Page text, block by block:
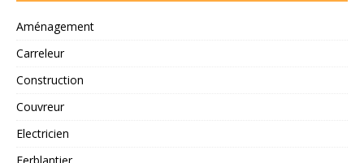
Aménagement
Carreleur
Construction
Couvreur
Electricien
Ferblantier